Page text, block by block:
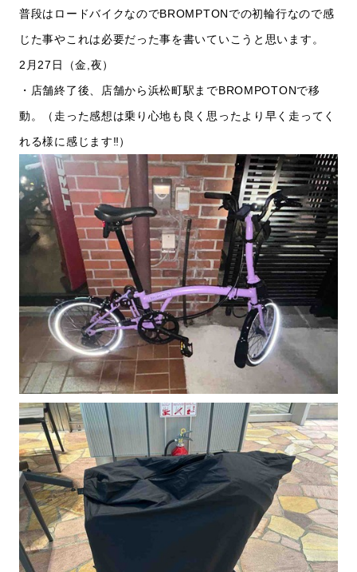
普段はロードバイクなのでBROMPTONでの初輪行なので感
じた事やこれは必要だった事を書いていこうと思います。
2月27日（金,夜）
・店舗終了後、店舗から浜松町駅までBROMPOTONで移
動。（走った感想は乗り心地も良く思ったより早く走ってく
れる様に感じます‼️）